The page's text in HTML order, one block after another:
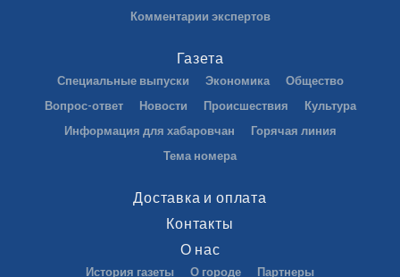
Комментарии экспертов
Газета
Специальные выпуски Экономика
Общество
Вопрос-ответ
Новости Происшествия
Культура
Информация для хабаровчан
Горячая линия
Тема номера
Доставка и оплата
Контакты
О нас
История газеты О городе
Партнеры